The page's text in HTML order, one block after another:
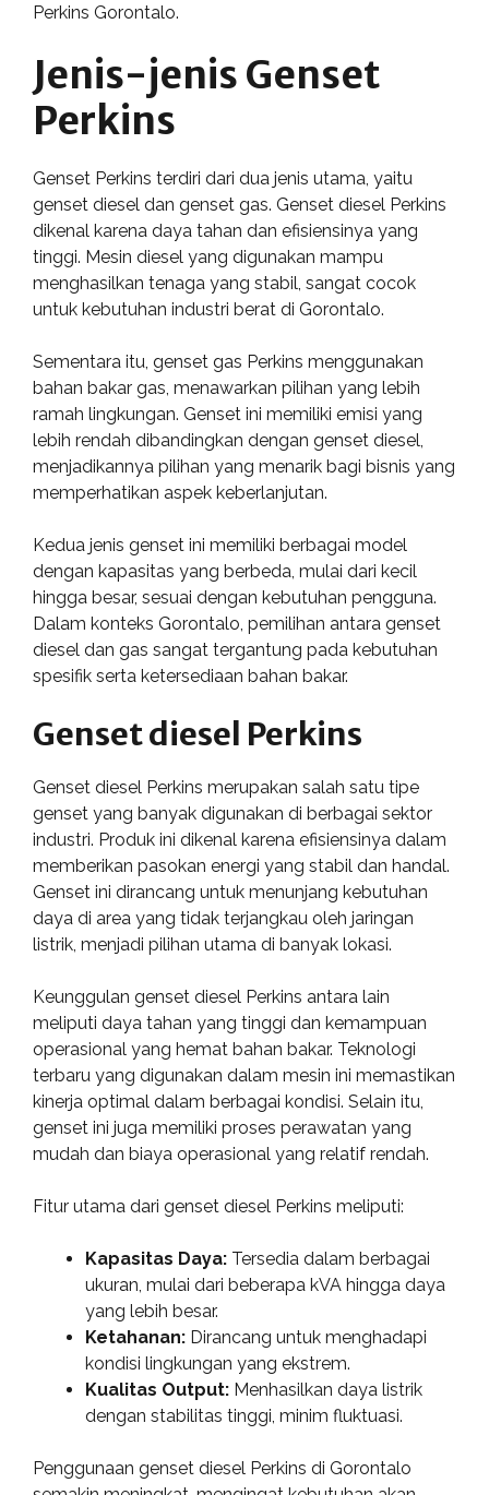
Perkins Gorontalo.
Jenis-jenis Genset
Perkins
Genset Perkins terdiri dari dua jenis utama, yaitu
genset diesel dan genset gas. Genset diesel Perkins
dikenal karena daya tahan dan efisiensinya yang
tinggi. Mesin diesel yang digunakan mampu
menghasilkan tenaga yang stabil, sangat cocok
untuk kebutuhan industri berat di Gorontalo.
Sementara itu, genset gas Perkins menggunakan
bahan bakar gas, menawarkan pilihan yang lebih
ramah lingkungan. Genset ini memiliki emisi yang
lebih rendah dibandingkan dengan genset diesel,
menjadikannya pilihan yang menarik bagi bisnis yang
memperhatikan aspek keberlanjutan.
Kedua jenis genset ini memiliki berbagai model
dengan kapasitas yang berbeda, mulai dari kecil
hingga besar, sesuai dengan kebutuhan pengguna.
Dalam konteks Gorontalo, pemilihan antara genset
diesel dan gas sangat tergantung pada kebutuhan
spesifik serta ketersediaan bahan bakar.
Genset diesel Perkins
Genset diesel Perkins merupakan salah satu tipe
genset yang banyak digunakan di berbagai sektor
industri. Produk ini dikenal karena efisiensinya dalam
memberikan pasokan energi yang stabil dan handal.
Genset ini dirancang untuk menunjang kebutuhan
daya di area yang tidak terjangkau oleh jaringan
listrik, menjadi pilihan utama di banyak lokasi.
Keunggulan genset diesel Perkins antara lain
meliputi daya tahan yang tinggi dan kemampuan
operasional yang hemat bahan bakar. Teknologi
terbaru yang digunakan dalam mesin ini memastikan
kinerja optimal dalam berbagai kondisi. Selain itu,
genset ini juga memiliki proses perawatan yang
mudah dan biaya operasional yang relatif rendah.
Fitur utama dari genset diesel Perkins meliputi:
Kapasitas Daya: Tersedia dalam berbagai
ukuran, mulai dari beberapa kVA hingga daya
yang lebih besar.
Ketahanan: Dirancang untuk menghadapi
kondisi lingkungan yang ekstrem.
Kualitas Output: Menhasilkan daya listrik
dengan stabilitas tinggi, minim fluktuasi.
Penggunaan genset diesel Perkins di Gorontalo